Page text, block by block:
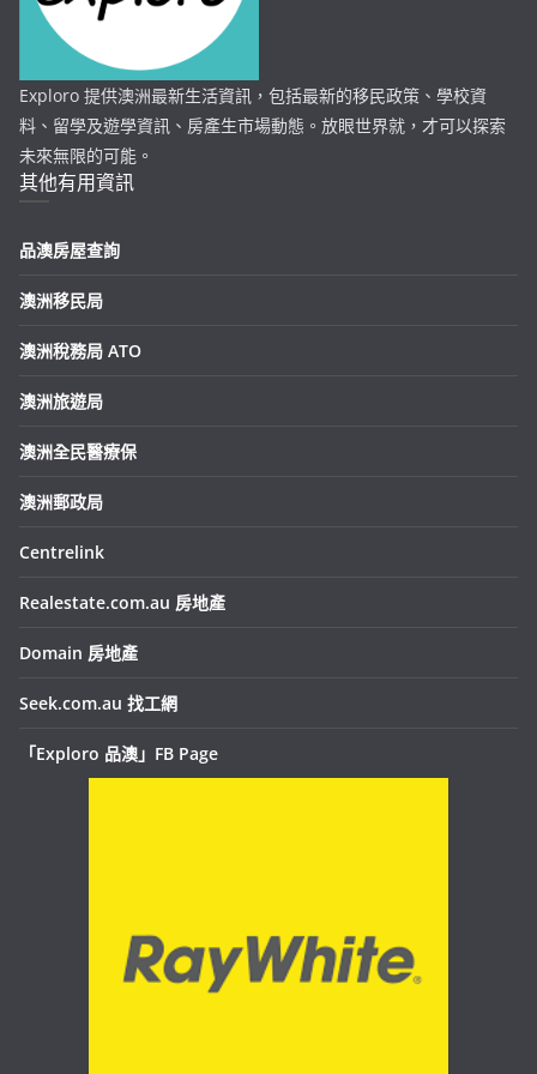
Exploro 提供澳洲最新生活資訊，包括最新的移民政策、學校資
料、留學及遊學資訊、房產生市場動態。放眼世界就，才可以探索
未來無限的可能。
其他有用資訊
品澳房屋查詢
澳洲移民局
澳洲稅務局 ATO
澳洲旅遊局
澳洲全民醫療保
澳洲郵政局
Centrelink
Realestate.com.au 房地產
Domain 房地產
Seek.com.au 找工網
「Exploro 品澳」FB Page